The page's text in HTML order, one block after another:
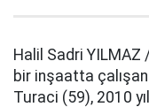
Halil Sadri YILMAZ
bir inşaatta
Turaci (59), 2010